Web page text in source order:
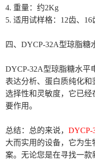
4. 重量：约2Kg
5. 适用试样格：12齿、16
四、DYCP-32A型琼脂糖
DYCP-32A型琼脂糖水平
表达分析、蛋白质纯化
选择性和灵敏度，它已
要作用。
总结：总的来说，DYCP-
大而实用的设备，它为
案。无论您是在寻找一